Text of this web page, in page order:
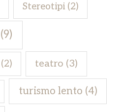
Stereotipi(2)
(9)
(2) teatro (3)
turismo lento (4)